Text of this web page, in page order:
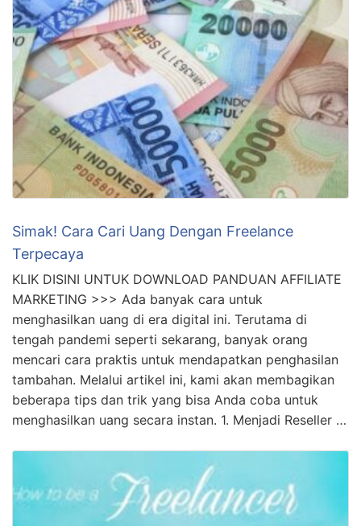
Simak! Cara Cari Uang Dengan Freelance
Terpecaya
KLIK DISINI UNTUK DOWNLOAD PANDUAN AFFILIATE
MARKETING >>> Ada banyak cara untuk
menghasilkan uang di era digital ini. Terutama di
tengah pandemi seperti sekarang, banyak orang
mencari cara praktis untuk mendapatkan penghasilan
tambahan. Melalui artikel ini, kami akan membagikan
beberapa tips dan trik yang bisa Anda coba untuk
menghasilkan uang secara instan. 1. Menjadi Reseller …